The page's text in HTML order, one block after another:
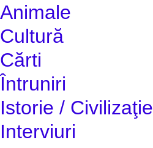
Animale
Cultură
Cărti
Întruniri
Istorie / Civilizaţie
Interviuri